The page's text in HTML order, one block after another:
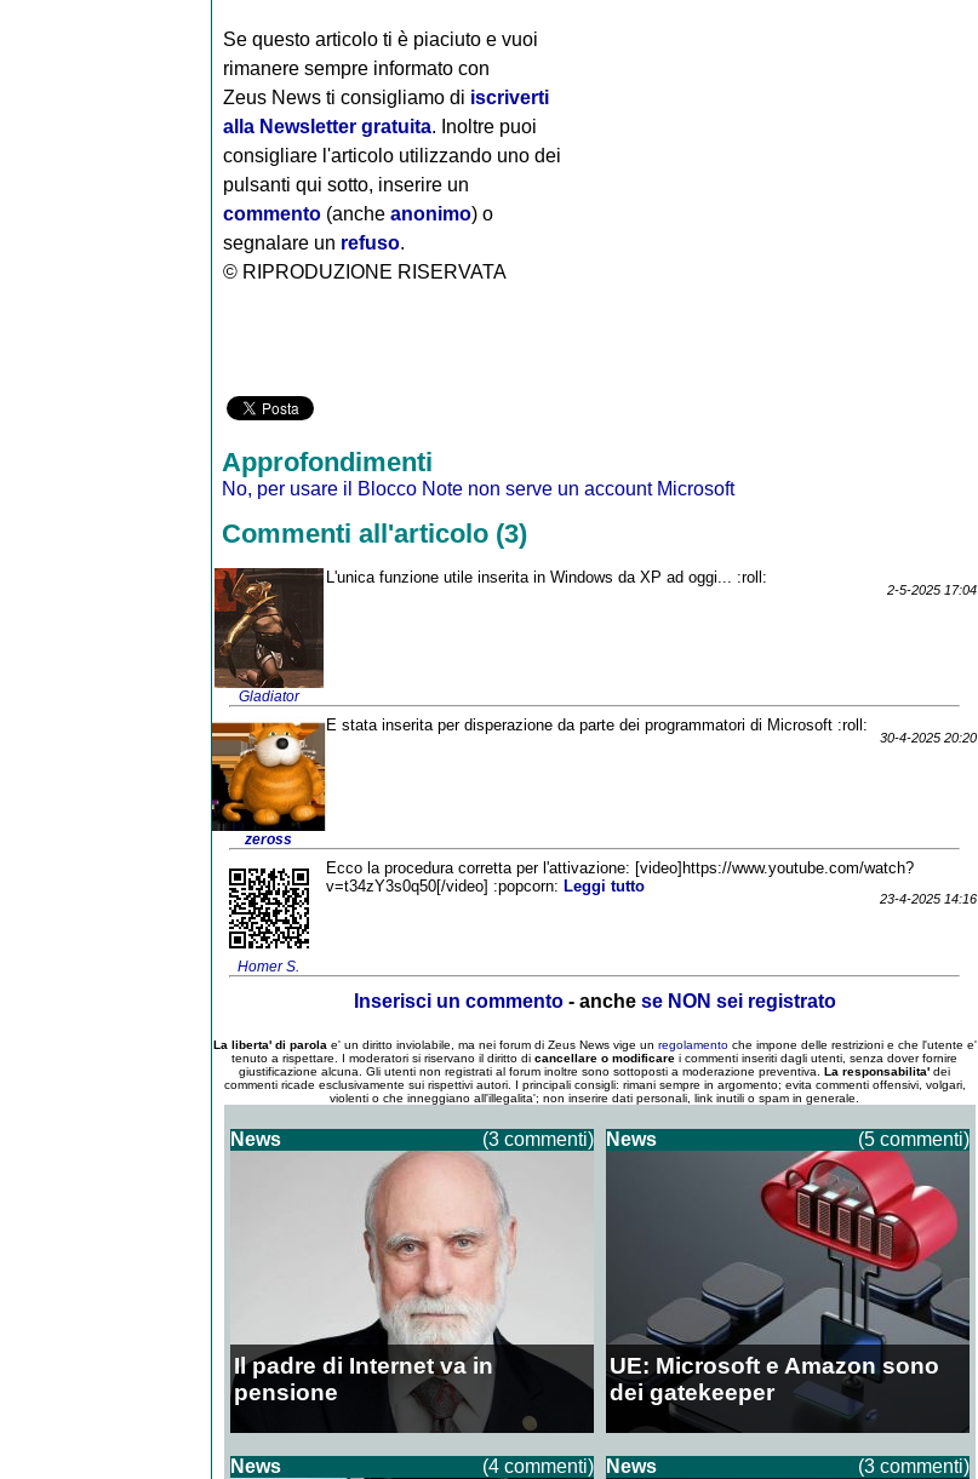
Se questo articolo ti è piaciuto e vuoi
rimanere sempre informato con
Zeus News ti consigliamo di iscriverti
alla Newsletter gratuita. Inoltre puoi
consigliare l'articolo utilizzando uno dei
pulsanti qui sotto, inserire un
commento(anche anonimo) o
segnalare un refuso.
© RIPRODUZIONE RISERVATA
Approfondimenti
No, per usare il Blocco Note non serve un account Microsoft
Commenti all'articolo (3)
Gladiator
L'unica funzione utile inserita in Windows da XP ad oggi... :roll:
2-5-2025 17:04
zeross
E stata inserita per disperazione da parte dei programmatori di Microsoft :roll:
30-4-2025 20:20
Homer S.
Ecco la procedura corretta per l'attivazione: [video]https://www.youtube.com/watch?
v=t34zY3s0q50[/video] :popcorn: Leggi tutto
23-4-2025 14:16
Inserisci un commento- anche se NON sei registrato
La liberta' di parola e' un diritto inviolabile, ma nei forum di Zeus News vige un regolamentoche impone delle restrizioni e che l'utente e'
tenuto a rispettare. I moderatori si riservano il diritto di cancellare o modificare i commenti inseriti dagli utenti, senza dover fornire
giustificazione alcuna. Gli utenti non registrati al forum inoltre sono sottoposti a moderazione preventiva. La responsabilita' dei
commenti ricade esclusivamente sui rispettivi autori. I principali consigli: rimani sempre in argomento; evita commenti offensivi, volgari,
violenti o che inneggiano all'illegalita'; non inserire dati personali, link inutili o spam in generale.
News (3 commenti)
Il padre di Internet va in
pensione
News (5 commenti)
UE: Microsoft e Amazon sono
dei gatekeeper
News (4 commenti) News (3 commenti)